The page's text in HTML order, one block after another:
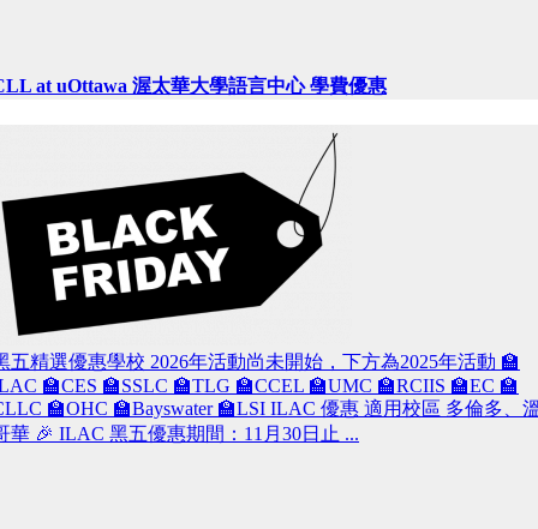
at uOttawa 渥太華大學語言中心 學費優惠
五精選優惠學校 2026年活動尚未開始，下方為2025年活動 🏫
🏫CES 🏫SSLC 🏫TLG 🏫CCEL 🏫UMC 🏫RCIIS 🏫EC 🏫
🏫OHC 🏫Bayswater 🏫LSI ILAC 優惠 適用校區 多倫多、
華 🎉 ILAC 黑五優惠期間：11月30日止 ...